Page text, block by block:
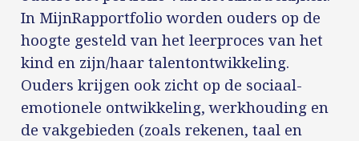
In MijnRapportfolio worden ouders op de
hoogte gesteld van het leerproces van het
kind en zijn/haar talentontwikkeling.
Ouders krijgen ook zicht op de sociaal-
emotionele ontwikkeling, werkhouding en
de vakgebieden (zoals rekenen, taal en